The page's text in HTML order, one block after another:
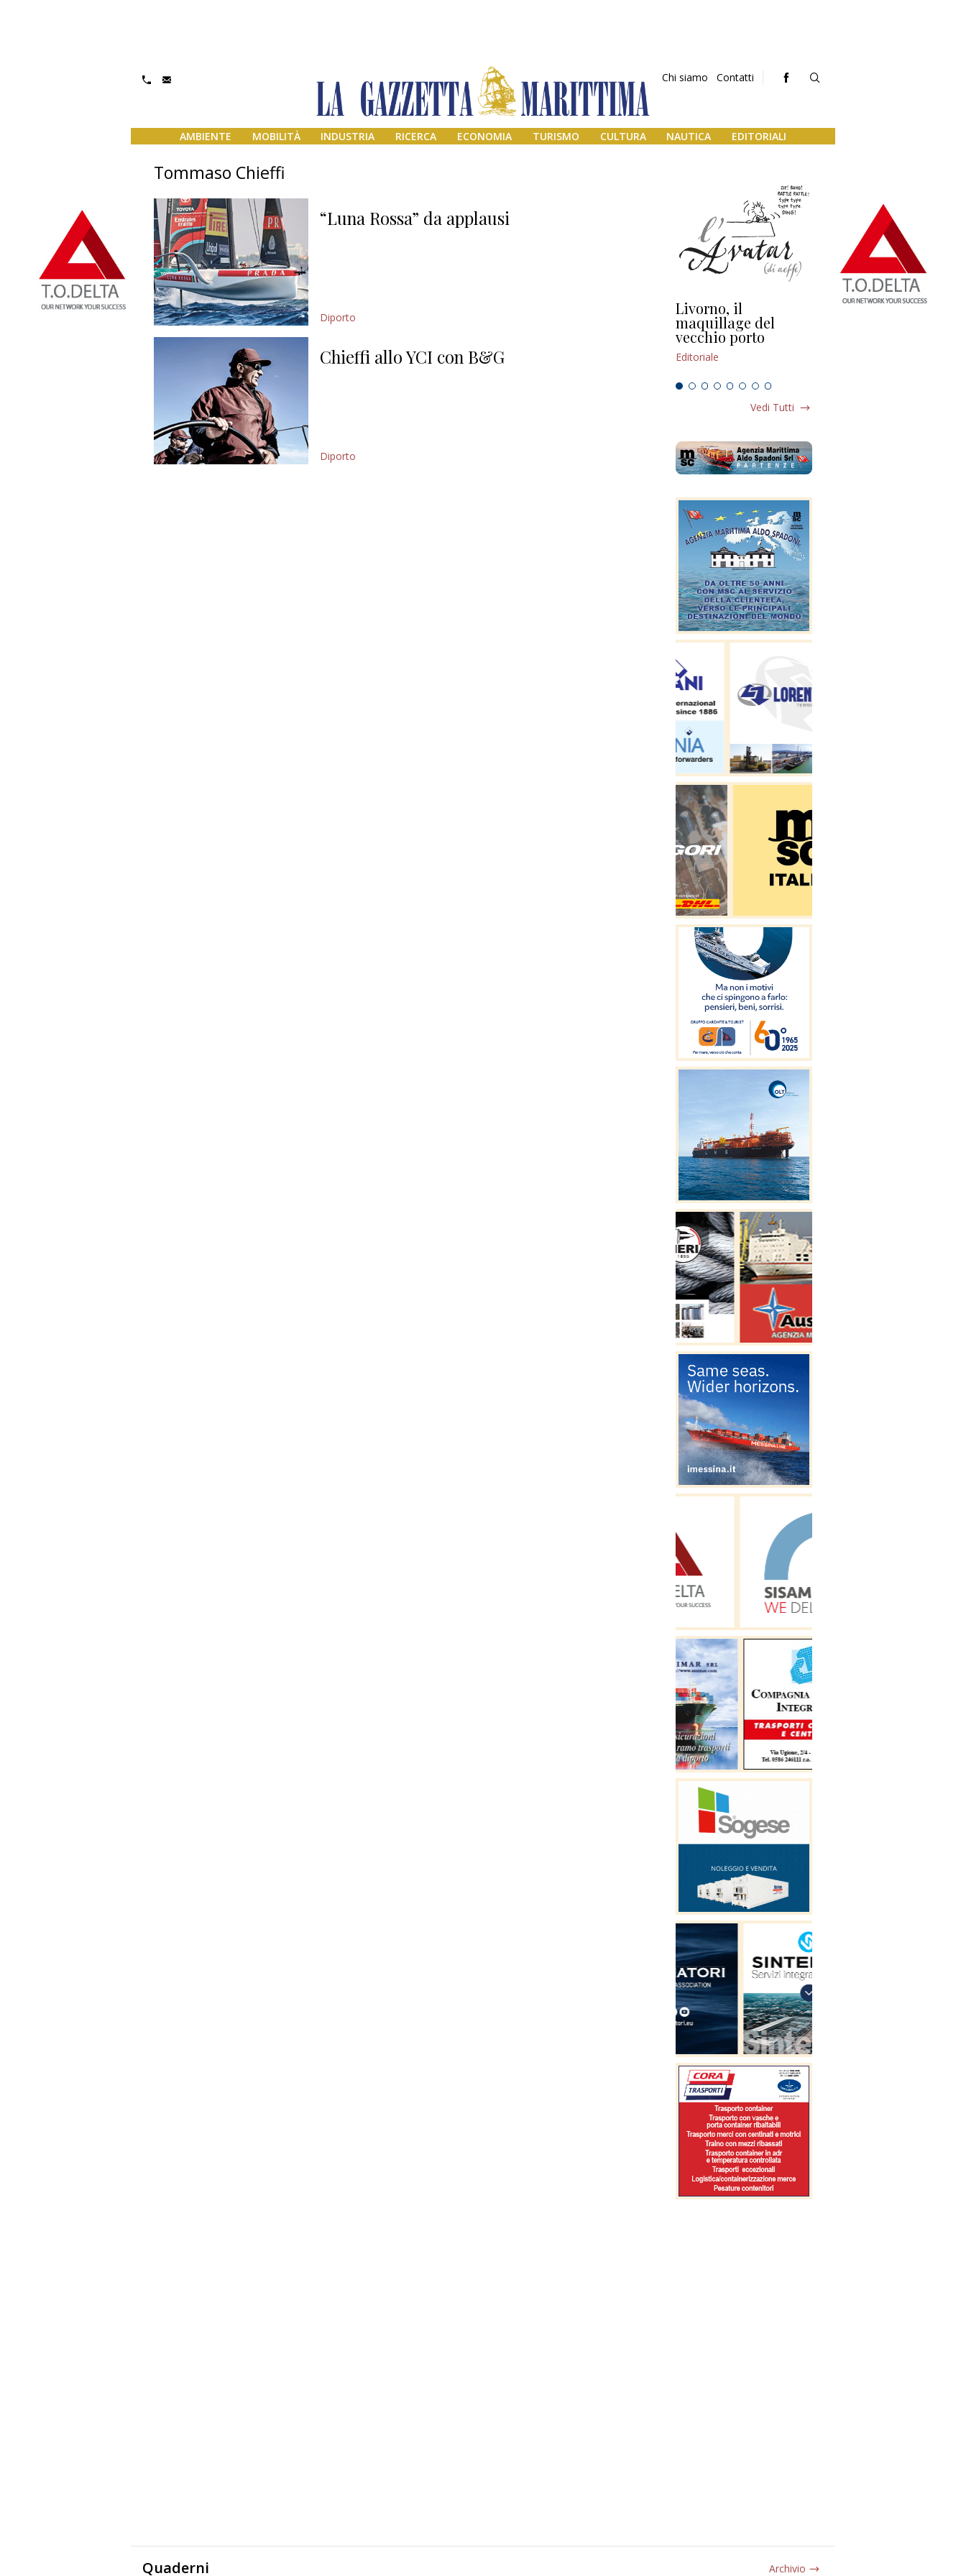
Chi siamo Contatti
AMBIENTE MOBILITÀ INDUSTRIA RICERCA ECONOMIA TURISMO CULTURA NAUTICA EDITORIALI
Tommaso Chieffi
“Luna Rossa” da applausi
Diporto
Chieffi allo YCI con B&G
Diporto
Livorno, il
maquillage del
vecchio porto
Editoriale
L’uscita di scena di
Vedi Tutti
Quaderni Archivio